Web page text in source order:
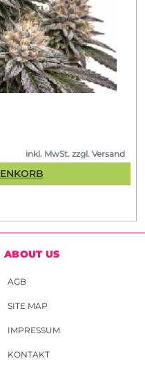
inkl. MwSt. zzgl. Versand
ABOUT US
AGB
SITE MAP
IMPRESSUM
KONTAKT